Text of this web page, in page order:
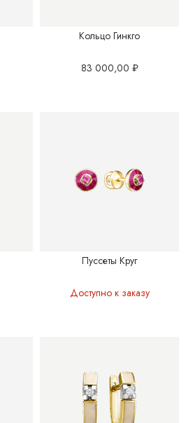
Кольцо Гинкго
83 000,00 ₽
Пуссеты Круг
Доступно к заказу